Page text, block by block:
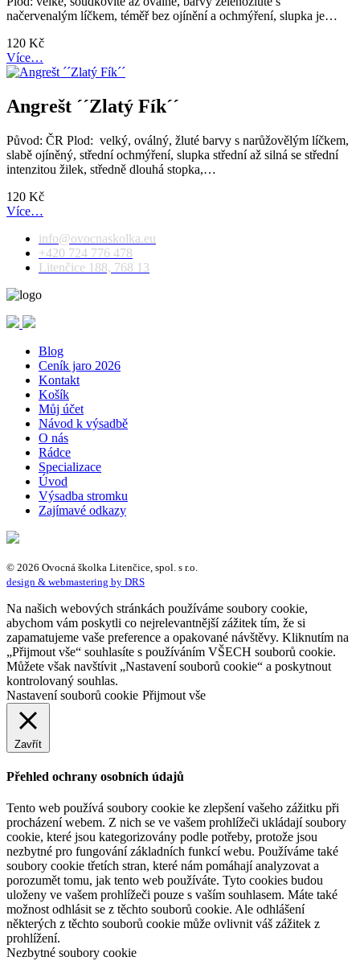
načervenalým líčkem, téměř bez ojínění a ochmýření, slupka je…
120 Kč
Více…
Angrešt ´´Zlatý Fík´´
Původ: ČR Plod: velký, oválný, žluté barvy s narůžovělým líčkem,
slabě ojíněný, střední ochmýření, slupka střední až silná se střední
intenzitou žilek, středně dlouhá stopka,…
120 Kč
Více…
info@ovocnaskolka.eu
+420 724 776 478
Litenčice 188, 768 13
Blog
Ceník jaro 2026
Kontakt
Košík
Můj účet
Návod k výsadbě
O nás
Rádce
Specializace
Úvod
Výsadba stromku
Zajímavé odkazy
© 2026 Ovocná školka Litenčice, spol. s r.o.
design & webmastering by DRS
Na našich webových stránkách používáme soubory cookie,
abychom vám poskytli co nejrelevantnější zážitek tím, že si
zapamatujeme vaše preference a opakované návštěvy. Kliknutím na
„Přijmout vše“ souhlasíte s používáním VŠECH souborů cookie.
Můžete však navštívit „Nastavení souborů cookie“ a poskytnout
kontrolovaný souhlas.
Nastavení souborů cookie Přijmout vše
Zavřít
Přehled ochrany osobních údajů
Tento web používá soubory cookie ke zlepšení vašeho zážitku při
procházení webem. Z nich se ve vašem prohlížeči ukládají soubory
cookie, které jsou kategorizovány podle potřeby, protože jsou
nezbytné pro fungování základních funkcí webu. Používáme také
soubory cookie třetích stran, které nám pomáhají analyzovat a
porozumět tomu, jak tento web používáte. Tyto cookies budou
uloženy ve vašem prohlížeči pouze s vaším souhlasem. Máte také
možnost odhlásit se z těchto souborů cookie. Ale odhlášení
některých z těchto souborů cookie může ovlivnit váš zážitek z
prohlížení.
Nezbytné soubory cookie